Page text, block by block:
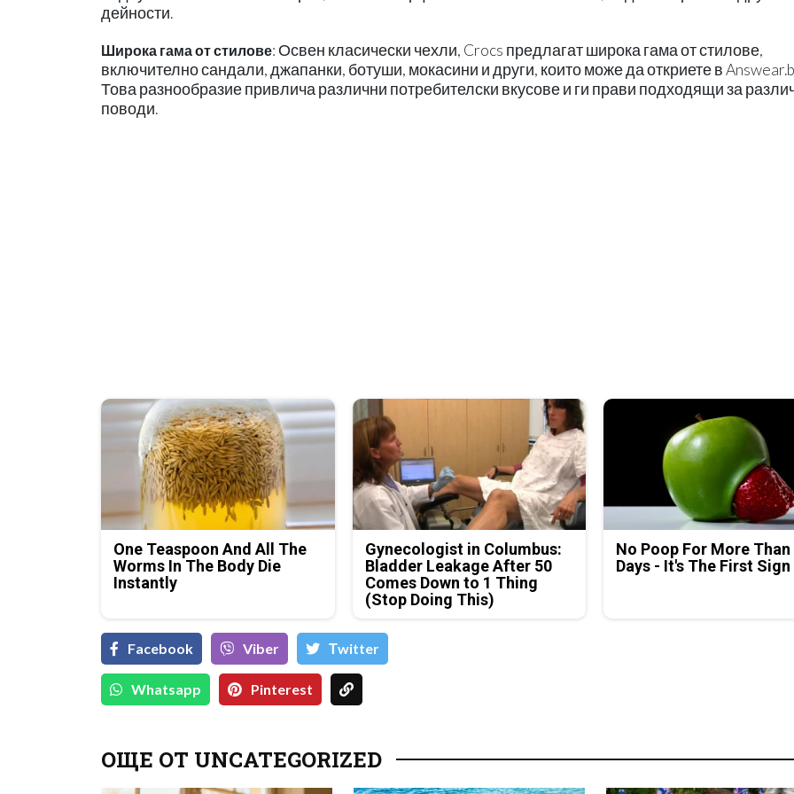
дейности.
Широка гама от стилове: Освен класически чехли, Crocs предлагат широка гама от стилове,
включително сандали, джапанки, ботуши, мокасини и други, които може да откриете в
Това разнообразие привлича различни потребителски вкусове и ги прави подходящи за
поводи.
One Teaspoon And All The
Worms In The Body Die
Instantly
Gynecologist in Columbus:
Bladder Leakage After 50
Comes Down to 1 Thing
(Stop Doing This)
No Poop For More Than
Days - It's The First Sign
Facebook Viber Тwitter
Whatsapp Pinterest
ОЩЕ ОТ UNCATEGORIZED